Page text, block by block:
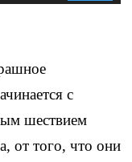
клавиши
с
шествием
от того, что они